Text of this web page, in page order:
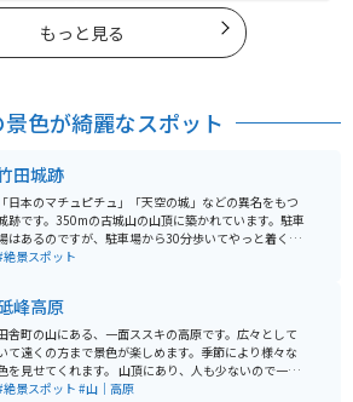
もっと見る
色が綺麗なスポット
田城跡
「日本のマチュピチュ」「天空の城」などの異名をもつ
跡です。350mの古城山の山頂に築かれています。駐車
はあるのですが、駐車場から30分歩いてやっと着くよ
な場所にあります。歩いていくのは大変ですが、城跡
絶景スポット
峰高原
舎町の山にある、一面ススキの高原です。広々として
て遠くの方まで景色が楽しめます。季節により様々な
を見せてくれます。 山頂にあり、人も少ないので一人
のんびりしたい、ゆっくりしたい時にはオススメで
絶景スポット #山｜高原